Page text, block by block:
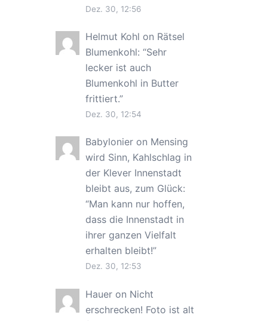
Dez. 30, 12:56
Helmut Kohl on Rätsel
Blumenkohl: “Sehr
lecker ist auch
Blumenkohl in Butter
frittiert.”
Dez. 30, 12:54
Babylonieron Mensing
wird Sinn, Kahlschlag in
der Klever Innenstadt
bleibt aus, zum Glück:
“Man kann nur hoffen,
dass die Innenstadt in
ihrer ganzen Vielfalt
erhalten bleibt!”
Dez. 30, 12:53
Haueron Nicht
erschrecken! Foto ist alt